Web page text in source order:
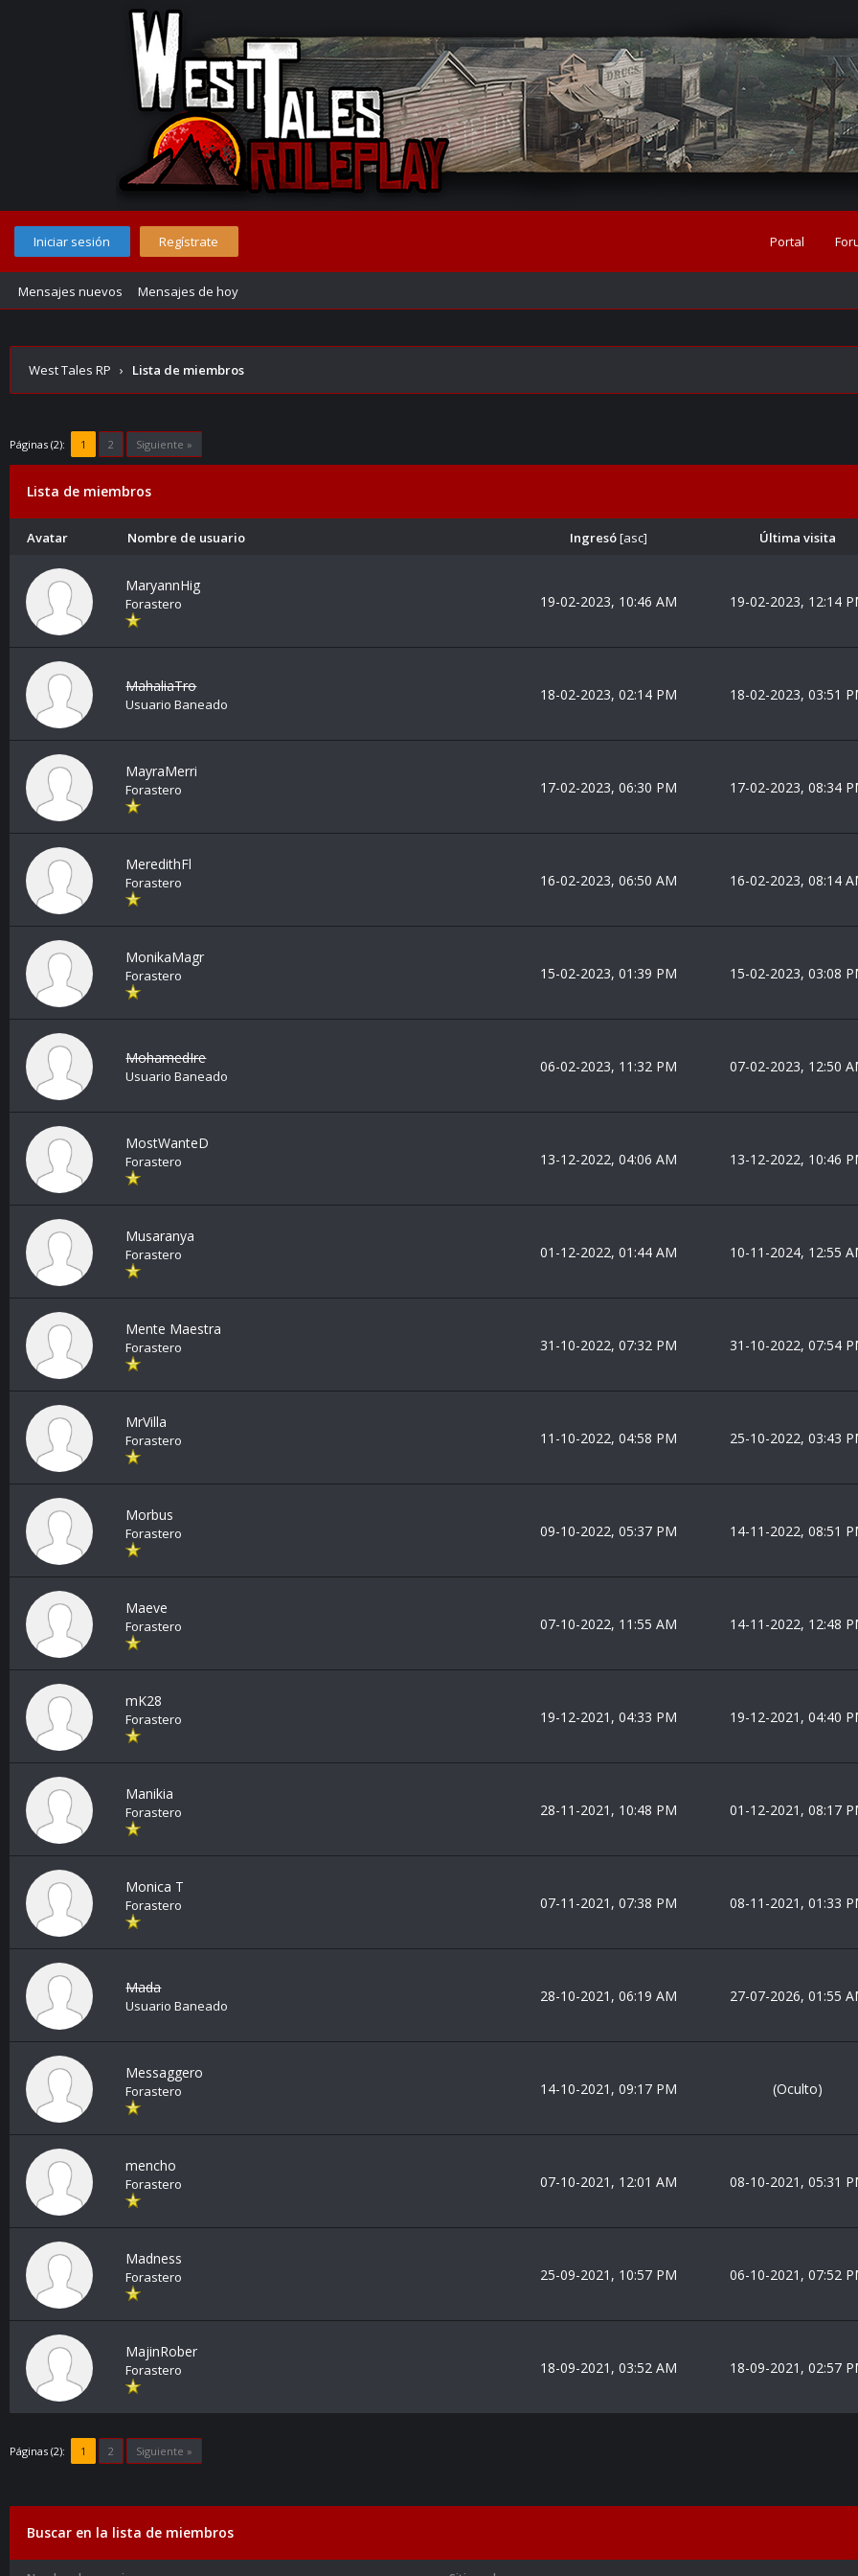
Iniciar sesión Regístrate Portal
Mensajes nuevos Mensajes de hoy
West Tales RP › Lista de miembros
Páginas (2): 1 2 Siguiente »
Lista de miembros
Avatar Nombre de usuario Ingresó[asc] Última visita
MaryannHig
Forastero 19-02-2023, 10:46 AM 19-02-2023, 12:14
MahaliaTro
Usuario Baneado
18-02-2023, 02:14 PM 18-02-2023, 03:51
MayraMerri
Forastero 17-02-2023, 06:30 PM 17-02-2023, 08:34
MeredithFl
Forastero 16-02-2023, 06:50 AM 16-02-2023, 08:14
MonikaMagr
Forastero 15-02-2023, 01:39 PM 15-02-2023, 03:08
MohamedIre
Usuario Baneado
06-02-2023, 11:32 PM 07-02-2023, 12:50
MostWanteD
Forastero 13-12-2022, 04:06 AM 13-12-2022, 10:46
Musaranya
Forastero 01-12-2022, 01:44 AM 10-11-2024, 12:55
Mente Maestra
Forastero 31-10-2022, 07:32 PM 31-10-2022, 07:54
MrVilla
Forastero 11-10-2022, 04:58 PM 25-10-2022, 03:43
Morbus
Forastero 09-10-2022, 05:37 PM 14-11-2022, 08:51
Maeve
Forastero 07-10-2022, 11:55 AM 14-11-2022, 12:48
mK28
Forastero 19-12-2021, 04:33 PM 19-12-2021, 04:40
Manikia
Forastero 28-11-2021, 10:48 PM 01-12-2021, 08:17
Monica T
Forastero 07-11-2021, 07:38 PM 08-11-2021, 01:33
Mada
Usuario Baneado
28-10-2021, 06:19 AM 27-07-2026, 01:55
Messaggero
Forastero 14-10-2021, 09:17 PM (Oculto)
mencho
Forastero 07-10-2021, 12:01 AM 08-10-2021, 05:31
Madness
Forastero 25-09-2021, 10:57 PM 06-10-2021, 07:52
MajinRober
Forastero 18-09-2021, 03:52 AM 18-09-2021, 02:57
Páginas (2): 1 2 Siguiente »
Buscar en la lista de miembros